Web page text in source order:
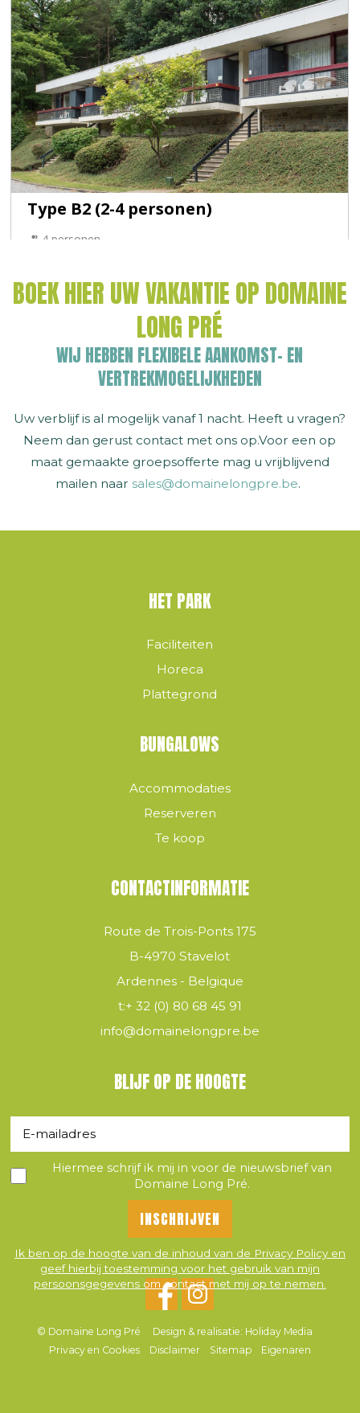
BOEK HIER UW VAKANTIE OP DOMAINE
LONG PRÉ
WIJ HEBBEN FLEXIBELE AANKOMST- EN
VERTREKMOGELIJKHEDEN
Uw verblijf is al mogelijk vanaf 1 nacht. Heeft u vragen?
Neem dan gerust contact met ons op.Voor een op
maat gemaakte groepsofferte mag u vrijblijvend
mailen naar sales@domainelongpre.be.
HET PARK
Faciliteiten
Horeca
Plattegrond
BUNGALOWS
Accommodaties
Reserveren
Te koop
CONTACTINFORMATIE
Route de Trois-Ponts 175
B-4970 Stavelot
Ardennes - Belgique
t:+ 32 (0) 80 68 45 91
info@domainelongpre.be
BLIJF OP DE HOOGTE
Hiermee schrijf ik mij in voor de nieuwsbrief van
Domaine Long Pré.
Ik ben op de hoogte van de inhoud van de Privacy Policy en
geef hierbij toestemming voor het gebruik van mijn
persoonsgegevens om contact met mij op te nemen.
© Domaine Long Pré
Design & realisatie: Holiday Media
Privacy en Cookies
Disclaimer Sitemap Eigenaren